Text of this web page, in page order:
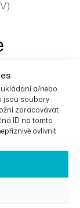
ukládání a/nebo
jsou soubory
zpracovávat
ID na tomto
ovlivnit
z vozíku
měli osobní